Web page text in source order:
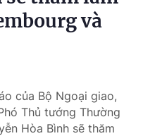
và
của Bộ Ngoại giao,
Thủ tướng Thường
Hòa Bình sẽ thăm